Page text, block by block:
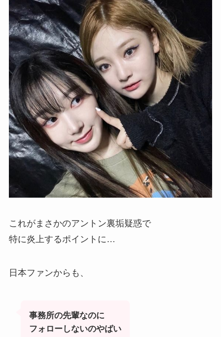
これがまさかのアントン裏垢疑惑で
特に炎上するポイントに…
日本ファンからも、
事務所の先輩なのに
フォローしないのやばい